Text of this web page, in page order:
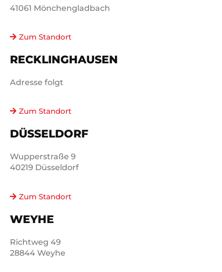
41061 Mönchengladbach
Zum Standort
RECKLINGHAUSEN
Adresse folgt
Zum Standort
DÜSSELDORF
Wupperstraße 9
40219 Düsseldorf
Zum Standort
WEYHE
Richtweg 49
28844 Weyhe